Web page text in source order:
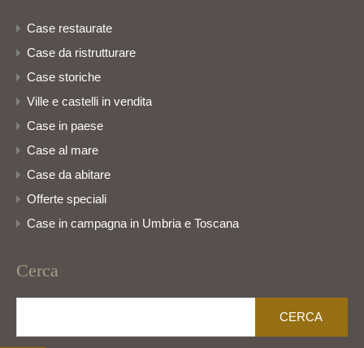
Case restaurate
Case da ristrutturare
Case storiche
Ville e castelli in vendita
Case in paese
Case al mare
Case da abitare
Offerte speciali
Case in campagna in Umbria e Toscana
Cerca